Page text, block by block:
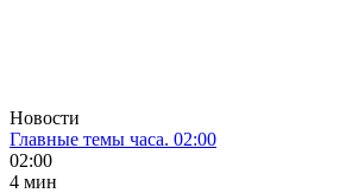
Новости
Главные темы часа. 02:00
02:00
4 мин